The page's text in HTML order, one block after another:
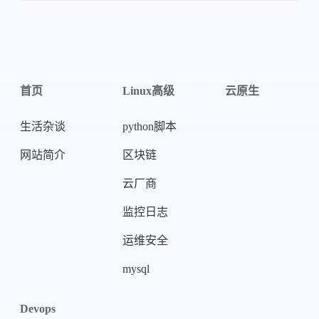
首页
生活杂谈
网站简介
Linux高级
python脚本
区块链
云厂商
监控日志
运维安全
mysql
云原生
Devops